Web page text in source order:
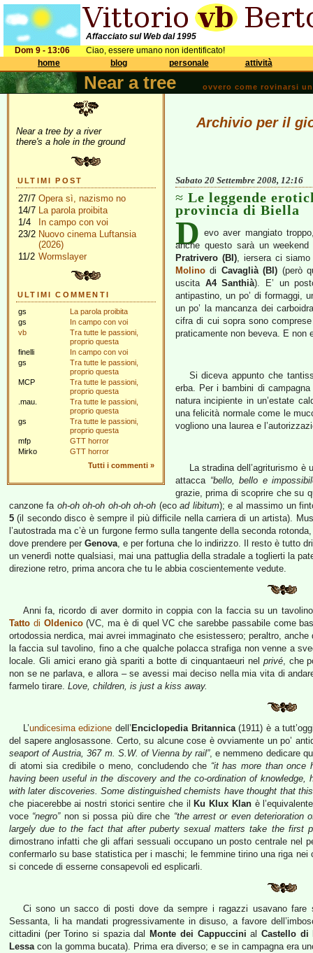
Affacciato sul Web dal 1995
Dom 9 - 13:06
Ciao, essere umano non identificato!
home
blog personale attività
Near a tree ovvero come rovinarsi
Near a tree by a river
there's a hole in the ground
ULTIMI POST
27/7 Opera sì, nazismo no
14/7 La parola proibita
1/4
In campo con voi
23/2 Nuovo cinema Luftansia
(2026)
11/2 Wormslayer
ULTIMI COMMENTI
gs
La parola proibita
gs
In campo con voi
vb
Tra tutte le passioni,
proprio questa
finelli
In campo con voi
gs
Tra tutte le passioni,
proprio questa
MCP
Tra tutte le passioni,
proprio questa
.mau.
Tra tutte le passioni,
proprio questa
gs
Tra tutte le passioni,
proprio questa
mfp
GTT horror
Mirko
GTT horror
Tutti i commenti »
Archivio per il
Sabato 20 Settembre 2008, 12:16
Le leggende
provincia di Biella
D evo aver mangiato
anche questo sarà un
Pratrivero (BI), iersera ci siamo
Molino di Cavaglià (BI) (però
uscita A4 Santhià). E’ un
antipastino, un po’ di formaggi,
un po’ la mancanza dei
cifra di cui sopra sono
praticamente non beveva. E non
Si diceva appunto che
erba. Per i bambini di
natura incipiente in un’estate
una felicità normale come le
vogliono una laurea e
La stradina dell’agriturismo
attacca “bello, bello e
grazie, prima di scoprire che su
canzone fa oh-oh oh-oh oh-oh oh-oh (ecoad libitum); e al massimo un
5 (il secondo disco è sempre il più difficile nella carriera di un artista).
l’autostrada ma c’è un furgone fermo sulla tangente della seconda
dove prendere perGenova, e per fortuna che lo indirizzo. Il resto è tutto
un venerdì notte qualsiasi, mai una pattuglia della stradale a toglierti la
direzione retro, prima ancora che tu le abbia coscientemente vedute.
Anni fa, ricordo di aver dormito in coppia con la faccia su un
Tatto di Oldenico(VC, ma è di quel VC che sarebbe passabile come
ortodossia nerdica, mai avrei immaginato che esistessero; peraltro,
la faccia sul tavolino, fino a che qualche polacca strafiga non venne a
locale. Gli amici erano già spariti a botte di cinquantaeuri nel privé, che
non se ne parlava, e allora – se avessi mai deciso nella mia vita di
farmelo tirare. Love, children, is just a kiss away.
L’undicesima edizione dell’ Enciclopedia Britannica(1911) è a
del sapere anglosassone. Certo, su alcune cose è ovviamente un po’
seaport of Austria, 367 m. S.W. of Vienna by rail”, e nemmeno dedicare
di atomi sia credibile o meno, concludendo che “it has more than once
having been useful in the discovery and the co-ordination of knowledge,
with later discoveries. Some distinguished chemists have thought that
che piacerebbe ai nostri storici sentire che il
Ku Klux Klanè
voce “negro”non si possa più dire che “the arrest or even deterioration
largely due to the fact that after puberty sexual matters take the first
dimostrano infatti che gli affari sessuali occupano un posto centrale nel
confermarlo su base statistica per i maschi; le femmine tirino una riga
si concede di esserne consapevoli ed esplicarli.
Ci sono un sacco di posti dove da sempre i ragazzi usavano fare
Sessanta, li ha mandati progressivamente in disuso, a favore
cittadini (per Torino si spazia dal
Monte dei Cappuccini alCastello di
Lessacon la gomma bucata). Prima era diverso; e se in campagna era